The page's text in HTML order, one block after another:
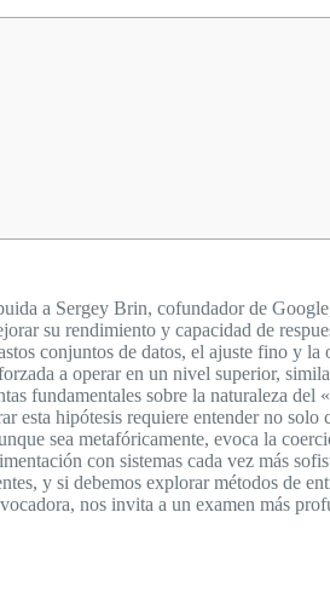
a Sergey Brin, cofundador de
su rendimiento y capacidad de
conjuntos de datos, el ajuste fino y
a operar en un nivel superior,
fundamentales sobre la naturaleza del
esta hipótesis requiere entender no solo
sea metafóricamente, evoca la
con sistemas cada vez más
y si debemos explorar métodos de
nos invita a un examen más